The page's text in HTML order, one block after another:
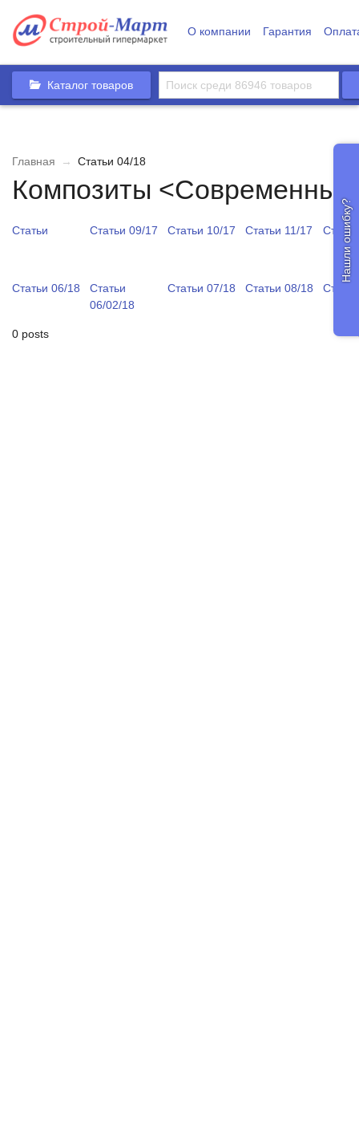
О компании Гарантия
Каталог товаров
Главная → Статьи 04/18
Композиты
Статьи Статьи 09/17 Статьи 10/17 Статьи 11/17
Статьи 06/18
Статьи
06/02/18
Статьи 07/18 Статьи 08/18
0 posts
Нашли ошибку?